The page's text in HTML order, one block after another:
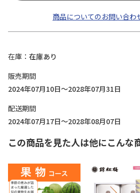
商品についてのお問い合わ
在庫
在庫あり
販売期間
2024年07月10日～2028年07月31日
配送期間
2024年07月17日～2028年08月07日
この商品を見た人は他にこんな